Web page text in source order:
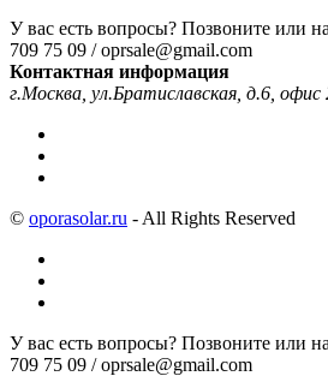
У вас есть вопросы? Позвоните или
709 75 09 / oprsale@gmail.com
Контактная информация
г.Москва, ул.Братиславская, д.6, офис
© oporasolar.ru - All Rights Reserved
У вас есть вопросы? Позвоните или
709 75 09 / oprsale@gmail.com